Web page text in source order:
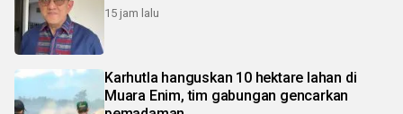
15 jam lalu
Karhutla hanguskan 10 hektare lahan di
Muara Enim, tim gabungan gencarkan